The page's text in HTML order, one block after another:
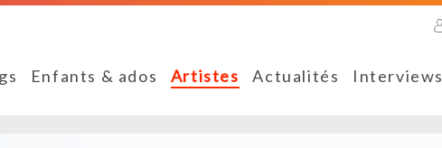
Enfants & ados Artistes Actualités Interviews